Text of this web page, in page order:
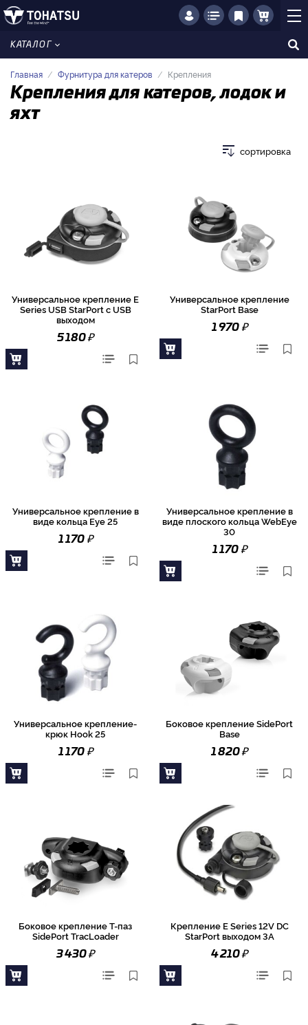
КАТАЛОГ
Главная Фурнитура для катеров Крепления
Крепления для катеров, лодок и
яхт
сортировка
Универсальное крепление E
Series USB StarPort с USB
выходом
5 180₽
Универсальное крепление
StarPort Base
1 970₽
Универсальное крепление в
виде кольца Eye 25
1 170₽
Универсальное крепление в
виде плоского кольца WebEye
30
1 170₽
Универсальное крепление-
крюк Hook 25
1 170₽
Боковое крепление SidePort
Base
1 820₽
Боковое крепление Т-паз
SidePort TracLoader
3 430₽
Крепление E Series 12V DC
StarPort выходом 3А
4 210₽